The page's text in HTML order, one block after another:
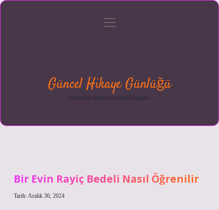
menüyü
Güncel Hikaye Günlüğü
Sektörden ilham alan neşeli bilgiler!
Bir Evin Rayiç Bedeli Nasıl Öğrenilir
Tarih: Aralık 30, 2024